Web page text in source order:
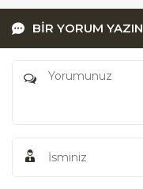
BİR YORUM YAZIN